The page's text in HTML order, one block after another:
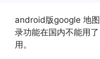
android版google 地
录功能在国内不能用
用。